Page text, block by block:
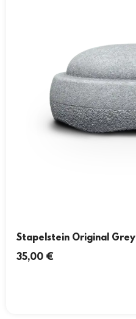
Stapelstein Original Grey
35,00 €